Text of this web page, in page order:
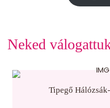
Neked
Tipegő